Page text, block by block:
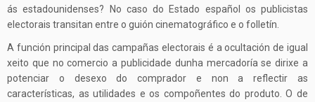
ás estadounidenses? No caso do Estado español os publicistas
electorais transitan entre o guión cinematográfico e o folletín.
A función principal das campañas electorais é a ocultación de igual
xeito que no comercio a publicidade dunha mercadoría se dirixe a
potenciar o desexo do comprador e non a reflectir as
características, as utilidades e os compoñentes do produto. O de